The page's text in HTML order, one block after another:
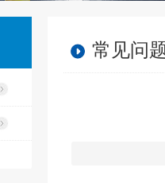
常见问